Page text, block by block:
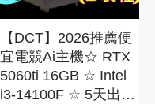
【DCT】2026推薦便
宜電競Ai主機☆ RTX
5060ti 16GB ☆ Intel
i3-14100F ☆ 5天出貨